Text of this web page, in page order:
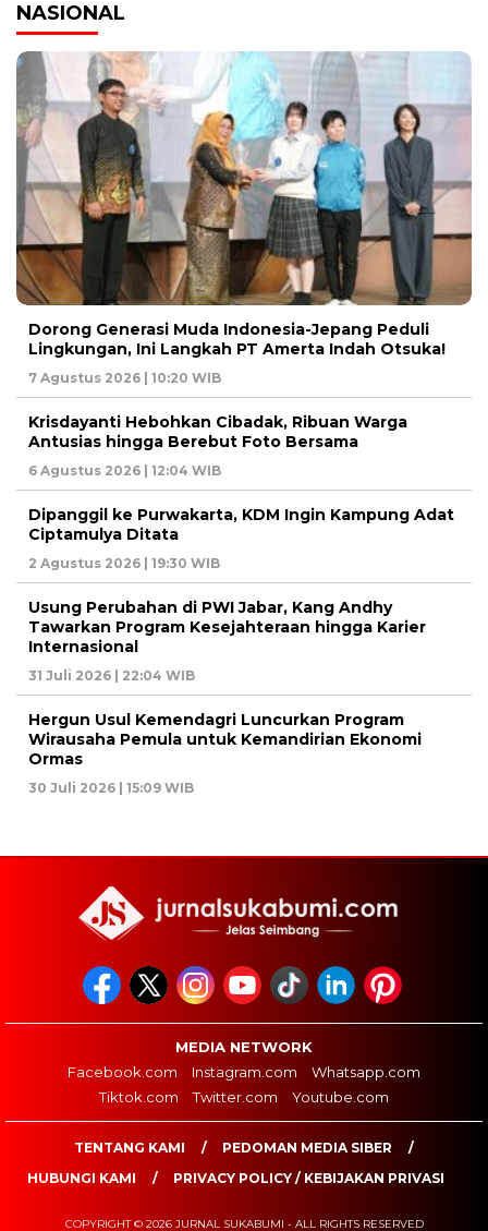
NASIONAL
Dorong Generasi Muda Indonesia-Jepang Peduli
Lingkungan, Ini Langkah PT Amerta Indah Otsuka!
7 Agustus 2026 | 10:20 WIB
Krisdayanti Hebohkan Cibadak, Ribuan Warga
Antusias hingga Berebut Foto Bersama
6 Agustus 2026 | 12:04 WIB
Dipanggil ke Purwakarta, KDM Ingin Kampung Adat
Ciptamulya Ditata
2 Agustus 2026 | 19:30 WIB
Usung Perubahan di PWI Jabar, Kang Andhy
Tawarkan Program Kesejahteraan hingga Karier
Internasional
31 Juli 2026 | 22:04 WIB
Hergun Usul Kemendagri Luncurkan Program
Wirausaha Pemula untuk Kemandirian Ekonomi
Ormas
30 Juli 2026 | 15:09 WIB
MEDIA NETWORK
Facebook.com
Instagram.com
Whatsapp.com
Tiktok.com
Twitter.com Youtube.com
TENTANG KAMI
PEDOMAN MEDIA SIBER
HUBUNGI KAMI
PRIVACY POLICY / KEBIJAKAN PRIVASI
COPYRIGHT © 2026 JURNAL SUKABUMI - ALL RIGHTS RESERVED